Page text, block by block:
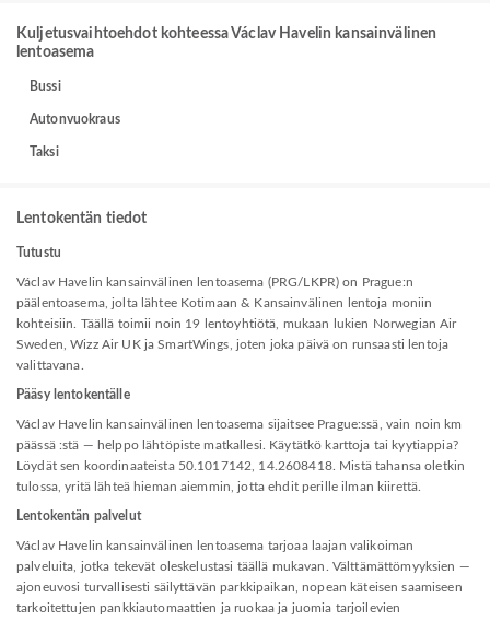
Kuljetusvaihtoehdot kohteessa Václav Havelin kansainvälinen
lentoasema
Bussi
Autonvuokraus
Taksi
Lentokentän tiedot
Tutustu
Václav Havelin kansainvälinen lentoasema (PRG/LKPR) on Prague:n
päälentoasema, jolta lähtee Kotimaan & Kansainvälinen lentoja moniin
kohteisiin. Täällä toimii noin 19 lentoyhtiötä, mukaan lukien Norwegian Air
Sweden, Wizz Air UK ja SmartWings, joten joka päivä on runsaasti lentoja
valittavana.
Pääsy lentokentälle
Václav Havelin kansainvälinen lentoasema sijaitsee Prague:ssä, vain noin km
päässä :stä — helppo lähtöpiste matkallesi. Käytätkö karttoja tai kyytiappia?
Löydät sen koordinaateista 50.1017142, 14.2608418. Mistä tahansa oletkin
tulossa, yritä lähteä hieman aiemmin, jotta ehdit perille ilman kiirettä.
Lentokentän palvelut
Václav Havelin kansainvälinen lentoasema tarjoaa laajan valikoiman
palveluita, jotka tekevät oleskelustasi täällä mukavan. Välttämättömyyksien —
ajoneuvosi turvallisesti säilyttävän parkkipaikan, nopean käteisen saamiseen
tarkoitettujen pankkiautomaattien ja ruokaa ja juomia tarjoilevien